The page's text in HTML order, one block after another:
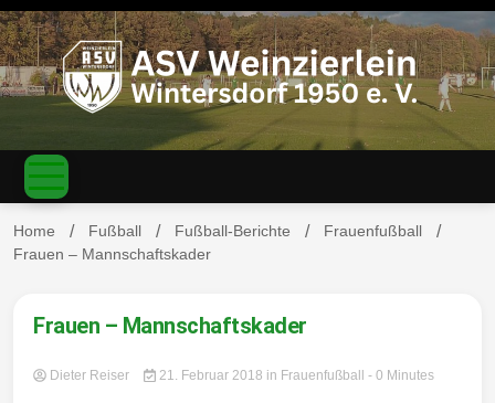
S
k
i
p
c
ASV
Weinzierl
Home Fußball Fußball-Berichte
Frauenfußball
Frauen – Mannschaftskader
Frauen – Mannschaftskader
Dieter Reiser 21. Februar 2018 in Frauenfußball - 0 Minutes